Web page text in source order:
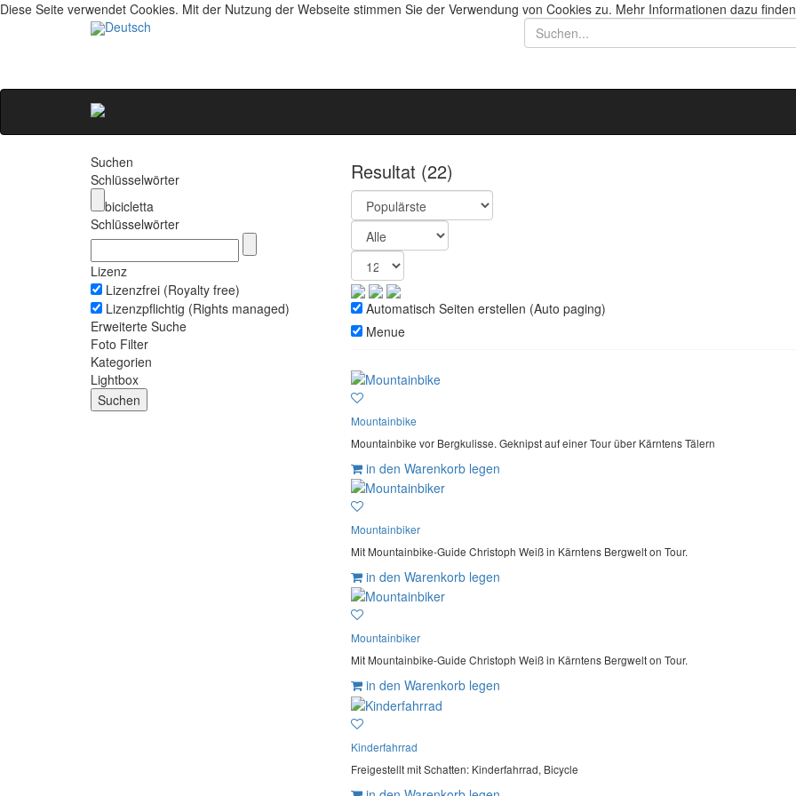
Diese Seite verwendet Cookies. Mit der Nutzung der Webseite stimmen Sie der Verwendung von Cookies zu. Mehr Informationen dazu
Deutsch
Suchen
Schlüsselwörter
bicicletta
Schlüsselwörter
Lizenz
Lizenzfrei (Royalty free)
Lizenzpflichtig (Rights managed)
Erweiterte Suche
Foto Filter
Kategorien
Lightbox
Resultat (22)
Automatisch Seiten erstellen (Auto paging)
Menue
Mountainbike
Mountainbike vor Bergkulisse. Geknipst auf einer Tour über Kärntens Tälern
in den Warenkorb legen
Mountainbiker
Mit Mountainbike-Guide Christoph Weiß in Kärntens Bergwelt on Tour.
in den Warenkorb legen
Mountainbiker
Mit Mountainbike-Guide Christoph Weiß in Kärntens Bergwelt on Tour.
in den Warenkorb legen
Kinderfahrrad
Freigestellt mit Schatten: Kinderfahrrad, Bicycle